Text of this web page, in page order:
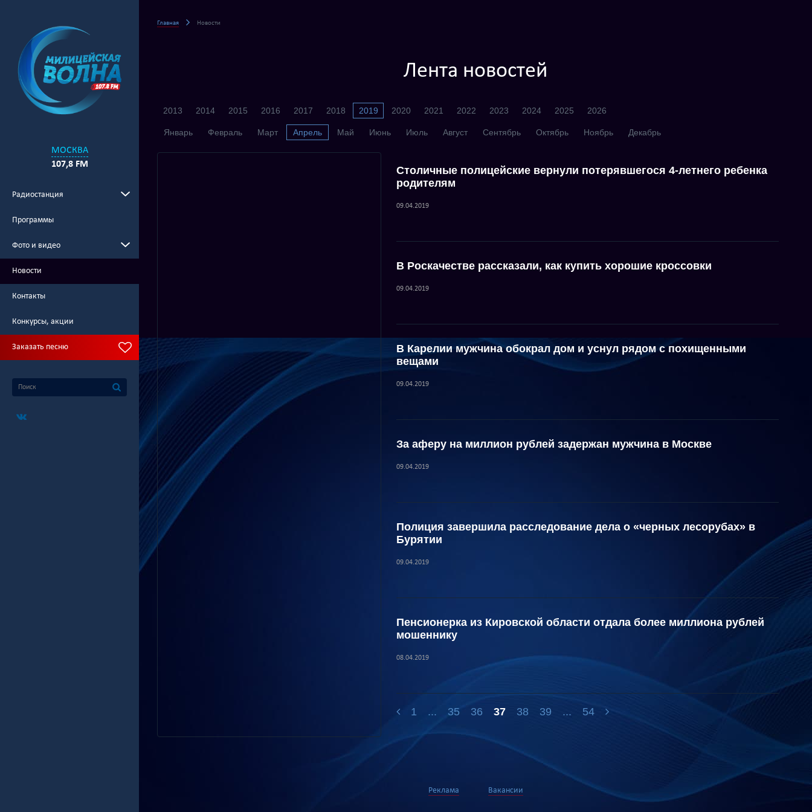
МОСКВА
107,8 FM
Радиостанция
Программы
Фото и видео
Новости
Контакты
Конкурсы, акции
Заказать песню
Главная Новости
Лента новостей
2013 2014 2015 2016 2017 2018 2019 2020 2021 2022 2023 2024 2025 2026
Январь Февраль Март Апрель Май Июнь Июль Август Сентябрь Октябрь Ноябрь Декабрь
Столичные полицейские вернули потерявшегося 4-летнего ребенка
родителям
09.04.2019
В Роскачестве рассказали, как купить хорошие кроссовки
09.04.2019
В Карелии мужчина обокрал дом и уснул рядом с похищенными
вещами
09.04.2019
За аферу на миллион рублей задержан мужчина в Москве
09.04.2019
Полиция завершила расследование дела о «черных лесорубах» в
Бурятии
09.04.2019
Пенсионерка из Кировской области отдала более миллиона рублей
мошеннику
08.04.2019
1 ... 35 36 37 38 39 ... 54
Реклама Вакансии